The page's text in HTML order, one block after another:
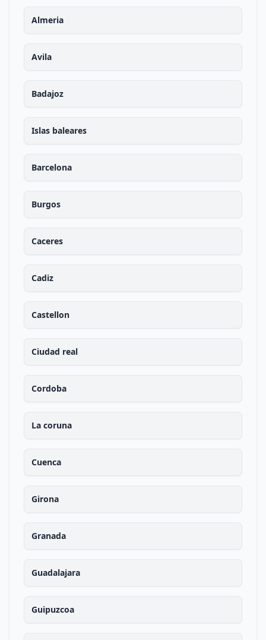
Almeria
Avila
Badajoz
Islas baleares
Barcelona
Burgos
Caceres
Cadiz
Castellon
Ciudad real
Cordoba
La coruna
Cuenca
Girona
Granada
Guadalajara
Guipuzcoa